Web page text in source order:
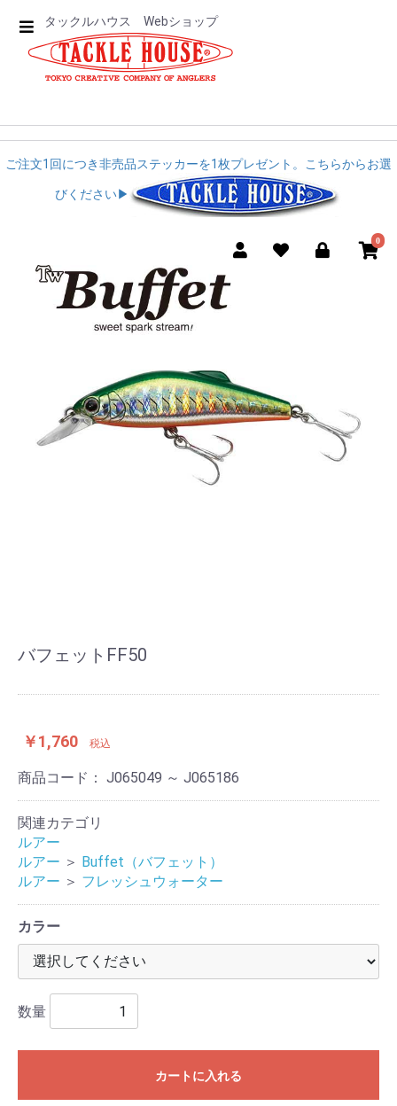
タックルハウス Webショップ
ご注文1回につき非売品ステッカーを1枚プレゼント。こちらからお選
びください▶︎︎
0
バフェットFF50
￥1,760 税込
商品コード： J065049 ～ J065186
関連カテゴリ
ルアー
ルアー ＞ Buffet（バフェット）
ルアー ＞ フレッシュウォーター
カラー
数量
カートに入れる